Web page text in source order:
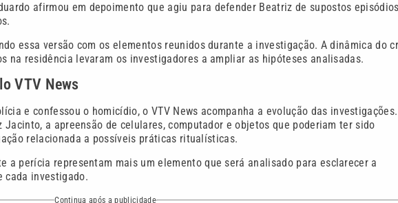
afirmou em depoimento que agiu para defender Beatriz de supostos
essa versão com os elementos reunidos durante a investigação. A dinâmica do
na residência levaram os investigadores a ampliar as hipóteses analisadas.
VTV News
e confessou o homicídio, o VTV News acompanha a evolução das
a apreensão de celulares, computador e objetos que poderiam ter sido
relacionada a possíveis práticas ritualísticas.
a perícia representam mais um elemento que será analisado para esclarecer a
cada investigado.
Continua após a publicidade